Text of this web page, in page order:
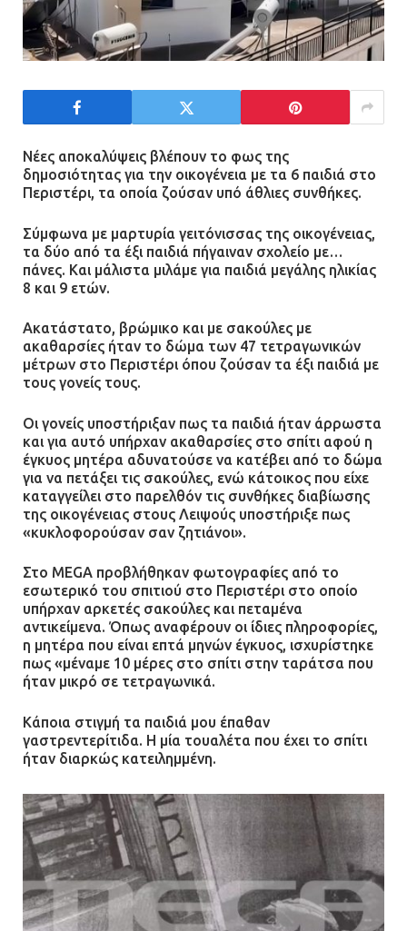
Ασπρόπυργος: Πέθανε ένας από
τους σοβαρά εγκαυματίες της
μεγάλης έκρηξης στο εργοστάσιο
αστυνομικοί για τους
πυροβολισμούς κατά του 20χρονου
με αναπηρία
Ένα πουλί «υπεύθυνο» για την
09.07.2026 | 11:12
Φωτιά σε επιχείρηση στον
09.07.2026 | 09:19
Δίωξη για απόπειρα
ανθρωποκτονίας στους δύο
08.07.2026 | 22:30
Ομαδικός βιασμός 19χρονης στο
Α.Τ. Ομονοίας: Ο Εισαγγελέας
πρότεινε την αθώωση των
αστυνομικών
08.07.2026 | 16:24
Ο δήμαρχος Μάνδρας δώρισε όλους
για μηχάνημα καρδιολογικών
επεμβάσεων
08.07.2026 | 15:02
ΔΗΜΟΣ ΜΑΝΔΡΑΣ ΕΙΔΥΛΛΙΑΣ: Δύο
νέα πολυδύναμα οχήματα 4×4
Νέες αποκαλύψεις βλέπουν το φως της
δημοσιότητας για την οικογένεια με τα 6 παιδιά στο
Περιστέρι, τα οποία ζούσαν υπό άθλιες συνθήκες.
Σύμφωνα με μαρτυρία γειτόνισσας της οικογένειας,
τα δύο από τα έξι παιδιά πήγαιναν σχολείο με…
πάνες. Και μάλιστα μιλάμε για παιδιά μεγάλης ηλικίας
8 και 9 ετών.
Ακατάστατο, βρώμικο και με σακούλες με
ακαθαρσίες ήταν το δώμα των 47 τετραγωνικών
μέτρων στο Περιστέρι όπου ζούσαν τα έξι παιδιά με
τους γονείς τους.
Οι γονείς υποστήριξαν πως τα παιδιά ήταν άρρωστα
και για αυτό υπήρχαν ακαθαρσίες στο σπίτι αφού η
έγκυος μητέρα αδυνατούσε να κατέβει από το δώμα
για να πετάξει τις σακούλες, ενώ κάτοικος που είχε
καταγγείλει στο παρελθόν τις συνθήκες διαβίωσης
της οικογένειας στους Λειψούς υποστήριξε πως
«κυκλοφορούσαν σαν ζητιάνοι».
Στο MEGA προβλήθηκαν φωτογραφίες από το
εσωτερικό του σπιτιού στο Περιστέρι στο οποίο
υπήρχαν αρκετές σακούλες και πεταμένα
αντικείμενα. Όπως αναφέρουν οι ίδιες πληροφορίες,
η μητέρα που είναι επτά μηνών έγκυος, ισχυρίστηκε
πως «μέναμε 10 μέρες στο σπίτι στην ταράτσα που
ήταν μικρό σε τετραγωνικά.
Κάποια στιγμή τα παιδιά μου έπαθαν
γαστρεντερίτιδα. Η μία τουαλέτα που έχει το σπίτι
ήταν διαρκώς κατειλημμένη.